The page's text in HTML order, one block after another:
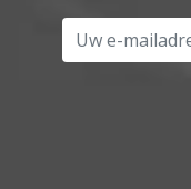
Uw e-mailadres